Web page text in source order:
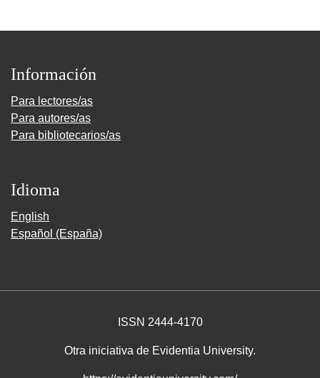
Información
Para lectores/as
Para autores/as
Para bibliotecarios/as
Idioma
English
Español (España)
ISSN 2444-4170
Otra iniciativa de Evidentia University.